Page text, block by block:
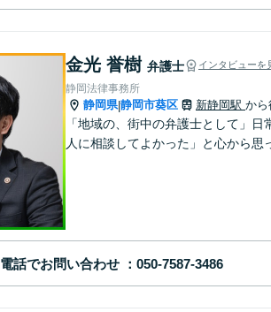
金光 誉樹 弁護士 インタビューを
静岡法律事務所
静岡県|静岡市葵区 新静岡駅 から
「地域の、街中の弁護士として」
人に相談してよかった」と心から思
電話でお問い合わせ